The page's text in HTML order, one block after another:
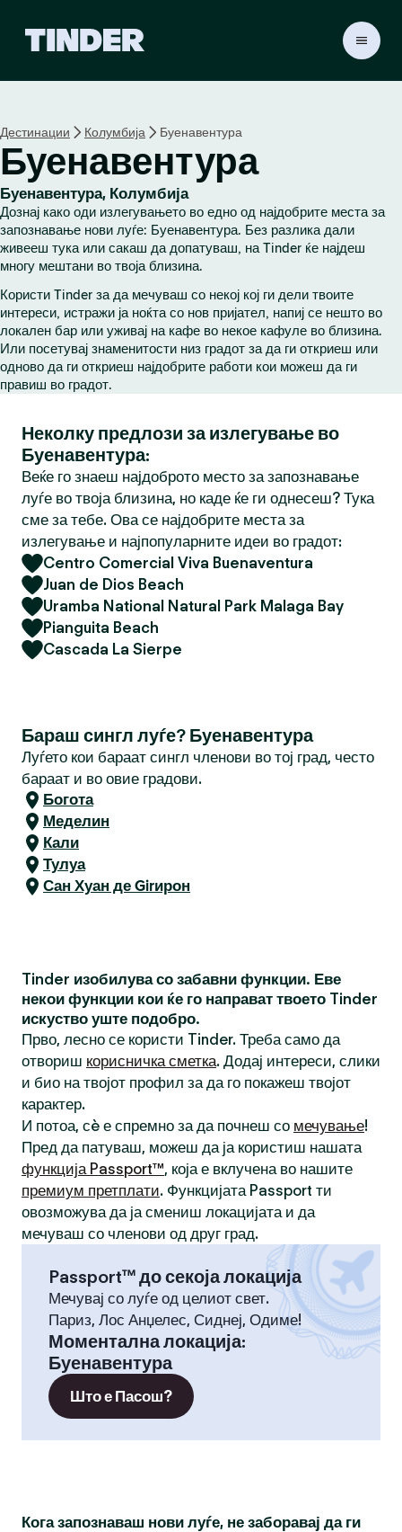
r
H
o
m
e
Дестинации Колумбија Буенавентура
Буенавентура
Буенавентура, Колумбија
Дознај како оди излегувањето во едно од најдобрите места за
запознавање нови луѓе: Буенавентура. Без разлика дали
живееш тука или сакаш да допатуваш, на Tinder ќе најдеш
многу мештани во твоја близина.
Користи Tinder за да мечуваш со некој кој ги дели твоите
интереси, истражи ја ноќта со нов пријател, напиј се нешто во
локален бар или уживај на кафе во некое кафуле во близина.
Или посетувај знаменитости низ градот за да ги откриеш или
одново да ги откриеш најдобрите работи кои можеш да ги
правиш во градот.
Неколку предлози за излегување во
Буенавентура:
Веќе го знаеш најдоброто место за запознавање
луѓе во твоја близина, но каде ќе ги однесеш? Тука
сме за тебе. Ова се најдобрите места за
излегување и најпопуларните идеи во градот:
Centro Comercial Viva Buenaventura
Juan de Dios Beach
Uramba National Natural Park Malaga Bay
Pianguita Beach
Cascada La Sierpe
Бараш сингл луѓе? Буенавентура
Луѓето кои бараат сингл членови во тој град, често
бараат и во овие градови.
Богота
Меделин
Кали
Тулуа
Сан Хуан де Girирон
Tinder изобилува со забавни функции. Еве
некои функции кои ќе го направат твоето Tinder
искуство уште подобро.
Прво, лесно се користи Tinder. Треба само да
отвориш корисничка сметка. Додај интереси, слики
и био на твојот профил за да го покажеш твојот
карактер.
И потоа, сè е спремно за да почнеш со мечување!
Пред да патуваш, можеш да ја користиш нашата
функција Passport™, која е вклучена во нашите
премиум претплати. Функцијата Passport ти
овозможува да ја смениш локацијата и да
мечуваш со членови од друг град.
Passport™ до секоја локација
Мечувај со луѓе од целиот свет.
Париз, Лос Анџелес, Сиднеј, Одиме!
Моментална локација:
Буенавентура
Што е Пасош?
Кога запознаваш нови луѓе, не заборавај да ги